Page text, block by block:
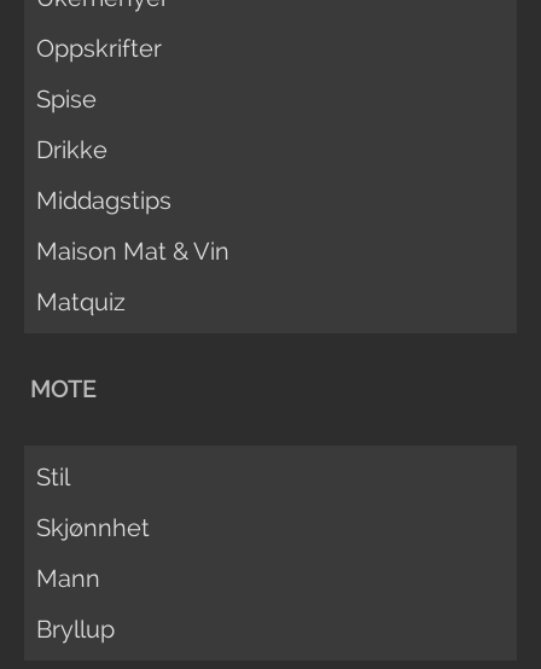
Oppskrifter
Spise
Drikke
Middagstips
Maison Mat & Vin
Matquiz
MOTE
Stil
Skjønnhet
Mann
Bryllup